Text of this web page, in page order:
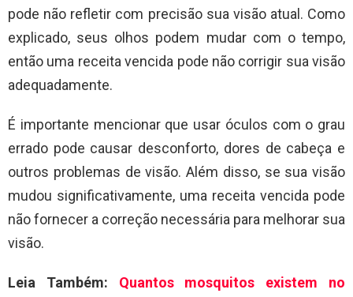
pode não refletir com precisão sua visão atual. Como
explicado, seus olhos podem mudar com o tempo,
então uma receita vencida pode não corrigir sua visão
adequadamente.
É importante mencionar que usar óculos com o grau
errado pode causar desconforto, dores de cabeça e
outros problemas de visão. Além disso, se sua visão
mudou significativamente, uma receita vencida pode
não fornecer a correção necessária para melhorar sua
visão.
Leia Também: Quantos mosquitos existem no